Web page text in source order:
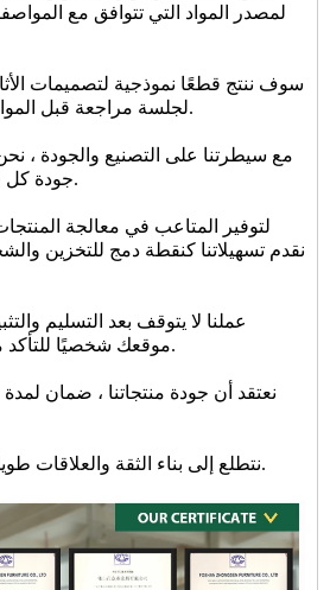
لمصدر المواد التي تتوافق مع
لجلسة مراجعة قبل الموافقة على الإنتاج بالجملة.
جودة كل قطعة تخرج من مصنعنا.
نقدم تسهيلاتنا كنقطة دمج للتخزين
موقعك شخصيًا للتأكد من أن كل شيء يرضيك.
8. نتطلع إلى بناء الثقة والعلاقات طويلة الأمد مع كل عميل.